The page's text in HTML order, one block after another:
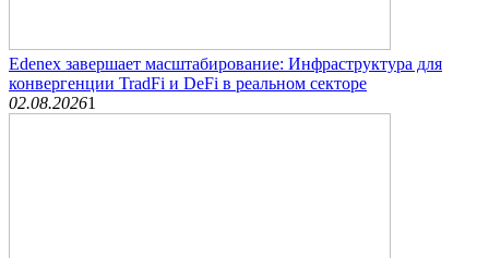
Edenex завершает масштабирование: Инфраструктура для
конвергенции TradFi и DeFi в реальном секторе
02.08.20261